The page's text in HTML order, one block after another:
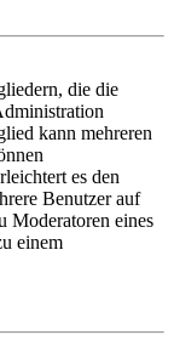
die die
kann mehreren
es den
Benutzer auf
Moderatoren eines
einem